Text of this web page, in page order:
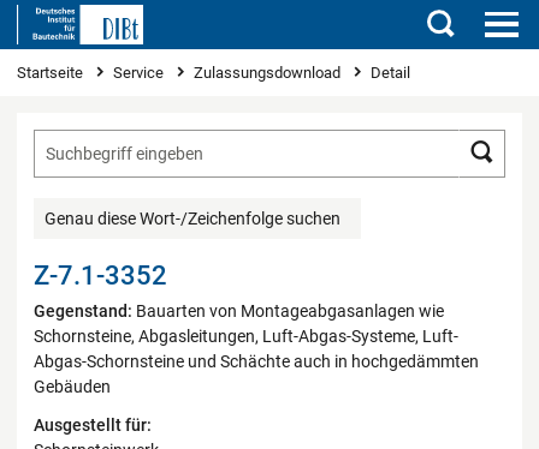
Suchen
Sie sind hier
Startseite Service Zulassungsdownload Detail
Genau diese Wort-/Zeichenfolge suchen
Z-7.1-3352
Gegenstand: Bauarten von Montageabgasanlagen wie
Schornsteine, Abgasleitungen, Luft-Abgas-Systeme, Luft-
Abgas-Schornsteine und Schächte auch in hochgedämmten
Gebäuden
Ausgestellt für: